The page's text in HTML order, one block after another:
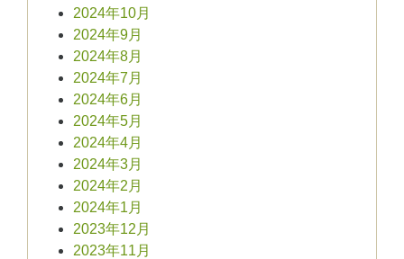
2024年10月
2024年9月
2024年8月
2024年7月
2024年6月
2024年5月
2024年4月
2024年3月
2024年2月
2024年1月
2023年12月
2023年11月